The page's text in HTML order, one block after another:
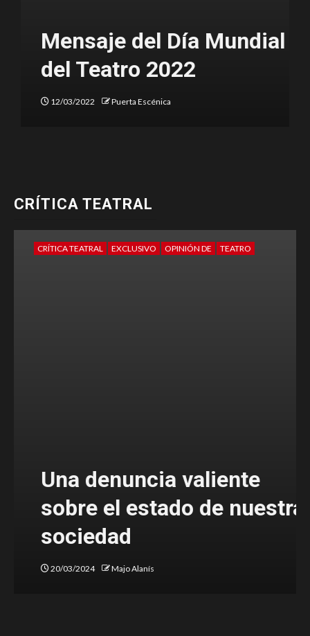
Mensaje del Día Mundial
del Teatro 2022
12/03/2022 Puerta Escénica
CRÍTICA TEATRAL
CRÍTICA TEATRAL EXCLUSIVO OPINIÓN DE TEATRO
Una denuncia valiente
sobre el estado de nuestra
sociedad
20/03/2024 Majo Alanís